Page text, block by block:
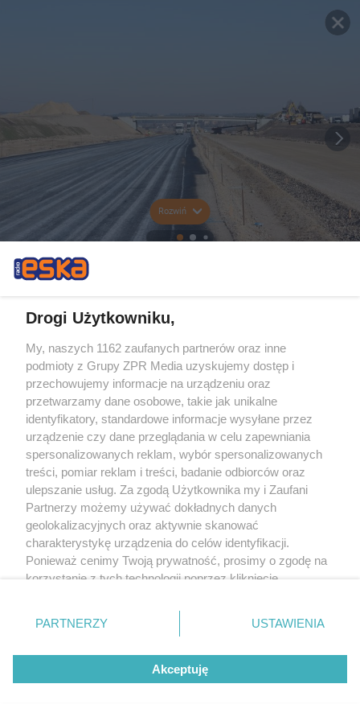
Rozwiń
Drogi Użytkowniku,
My, naszych 1162 zaufanych partnerów oraz inne
podmioty z Grupy ZPR Media uzyskujemy dostęp i
przechowujemy informacje na urządzeniu oraz
przetwarzamy dane osobowe, takie jak unikalne
identyfikatory, standardowe informacje wysyłane przez
urządzenie czy dane przeglądania w celu zapewniania
spersonalizowanych reklam, wybór spersonalizowanych
treści, pomiar reklam i treści, badanie odbiorców oraz
ulepszanie usług. Za zgodą Użytkownika my i Zaufani
Partnerzy możemy używać dokładnych danych
geolokalizacyjnych oraz aktywnie skanować
charakterystykę urządzenia do celów identyfikacji.
Ponieważ cenimy Twoją prywatność, prosimy o zgodę na
korzystanie z tych technologii poprzez kliknięcie
zmienić/wycofać klikając przycisk ustawień prywatności
znajdujący się w lewym dolnym rogu strony
rodzaje przetwarzania danych nie wymagają zgody
użytkownika, ale masz prawo sprzeciwić się takiemu
przetwarzaniu. Preferencje będą miały zastosowanie tylko
PARTNERZY USTAWIENIA
Akceptuję